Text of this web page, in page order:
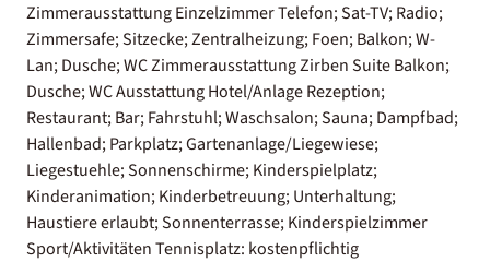
Zimmerausstattung Einzelzimmer Telefon; Sat-TV; Radio;
Zimmersafe; Sitzecke; Zentralheizung; Foen; Balkon; W-
Lan; Dusche; WC Zimmerausstattung Zirben Suite Balkon;
Dusche; WC Ausstattung Hotel/Anlage Rezeption;
Restaurant; Bar; Fahrstuhl; Waschsalon; Sauna; Dampfbad;
Hallenbad; Parkplatz; Gartenanlage/Liegewiese;
Liegestuehle; Sonnenschirme; Kinderspielplatz;
Kinderanimation; Kinderbetreuung; Unterhaltung;
Haustiere erlaubt; Sonnenterrasse; Kinderspielzimmer
Sport/Aktivitäten Tennisplatz: kostenpflichtig